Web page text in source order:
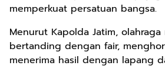
memperkuat persatuan bangsa.
Menurut Kapolda Jatim,
bertanding dengan fair,
menerima hasil dengan lapang